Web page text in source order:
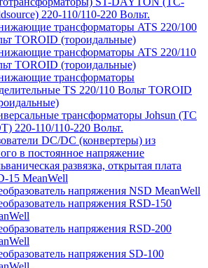
220-110/110-220 Вольт.
трансформаторы ATS 220/100
TOROID (тороидальные)
трансформаторы ATS 220/110
TOROID (тороидальные)
трансформаторы
TS 220/110 Вольт TOROID
трансформаторы Johsun (TС
220-110/110-220 Вольт.
DC/DC (конвертеры) из
в постоянное напряжение
развязка, открытая плата
15 MeanWell
напряжения NSD MeanWell
напряжения RSD-150
напряжения RSD-200
напряжения SD-100